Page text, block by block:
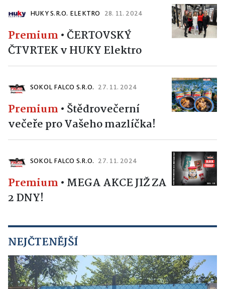
HUKY S.R.O. ELEKTRO 28. 11. 2024
Premium •ČERTOVSKÝ
ČTVRTEK v HUKY Elektro
SOKOL FALCO S.R.O. 27. 11. 2024
Premium • Štědrovečerní
večeře pro Vašeho mazlíčka!
SOKOL FALCO S.R.O. 27. 11. 2024
Premium • MEGA AKCE JIŽ ZA
2 DNY!
NEJČTENĚJŠÍ